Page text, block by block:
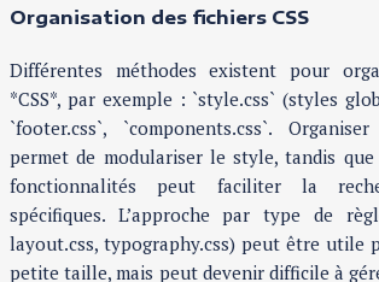
Organisation des fichiers CSS
Différentes méthodes existent pour
*CSS*, par exemple : `style.css` (styles
`footer.css`, `components.css`.
permet de modulariser le style, tandis que
fonctionnalités peut faciliter la
spécifiques. L’approche par type de
layout.css, typography.css) peut être utile
petite taille, mais peut devenir difficile à